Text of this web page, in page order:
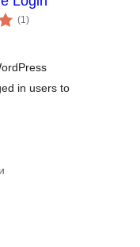
(1укупних
оцена
)
in users to